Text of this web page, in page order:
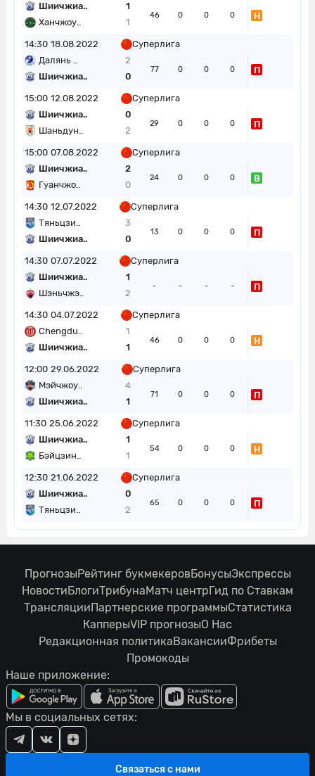
Шиичжиа..
1
Ханчжоу..
1
46 0 0 0 Н
14:30 18.08.2022
Суперлига
Далянь ..
2
Шиичжиа..
0
77 0 0 0 П
15:00 12.08.2022
Суперлига
Шиичжиа..
0
Шаньдун..
2
29 0 0 0 П
15:00 07.08.2022
Суперлига
Шиичжиа..
2
Гуанчжо..
0
24 0 0 0 В
14:30 12.07.2022
Суперлига
Тяньцзи..
3
Шиичжиа..
0
13 0 0 0 П
14:30 07.07.2022
Суперлига
Шиичжиа..
1
Шэньчжэ..
2
- - - - П
14:30 04.07.2022
Суперлига
Chengdu..
1
Шиичжиа..
1
46 0 0 0 Н
12:00 29.06.2022
Суперлига
Мэйчжоу..
4
Шиичжиа..
1
71 0 0 0 П
11:30 25.06.2022
Суперлига
Шиичжиа..
1
Бэйцзин..
1
54 0 0 0 Н
12:30 21.06.2022
Суперлига
Шиичжиа..
0
Тяньцзи..
2
65 0 0 0 П
ПрогнозыРейтинг букмекеровБонусыЭкспрессы
НовостиБлогиТрибунаМатч центрГид по Ставкам
ТрансляцииПартнерские программыСтатистика
КапперыVIP прогнозыО Нас
Редакционная политикаВакансииФрибеты
Промокоды
Наше приложение:
Связаться с нами
Мы в социальных сетях: